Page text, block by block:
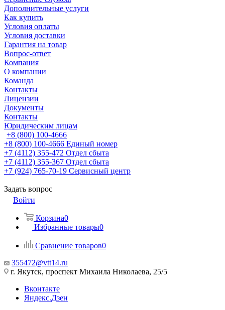
Дополнительные услуги
Как купить
Условия оплаты
Условия доставки
Гарантия на товар
Вопрос-ответ
Компания
О компании
Команда
Контакты
Лицензии
Документы
Контакты
Юридическим лицам
+8 (800) 100-4666
+8 (800) 100-4666 Единый номер
+7 (4112) 355-472 Отдел сбыта
+7 (4112) 355-367 Отдел сбыта
+7 (924) 765-70-19 Сервисный центр
Задать вопрос
Войти
Корзина0
Избранные товары0
Сравнение товаров0
355472@vtt14.ru
г. Якутск, проспект Михаила Николаева, 25/5
Вконтакте
Яндекс.Дзен